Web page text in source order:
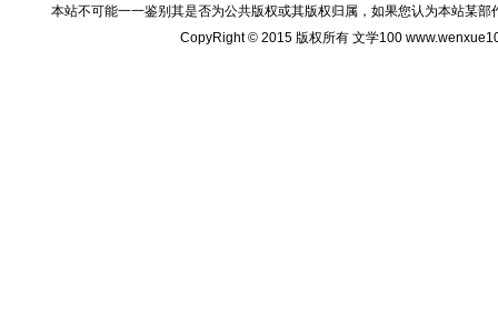
本站不可能一一鉴别其是否为公共版权或其版权归属，如果您认为本站某
CopyRight © 2015 版权所有 文学100